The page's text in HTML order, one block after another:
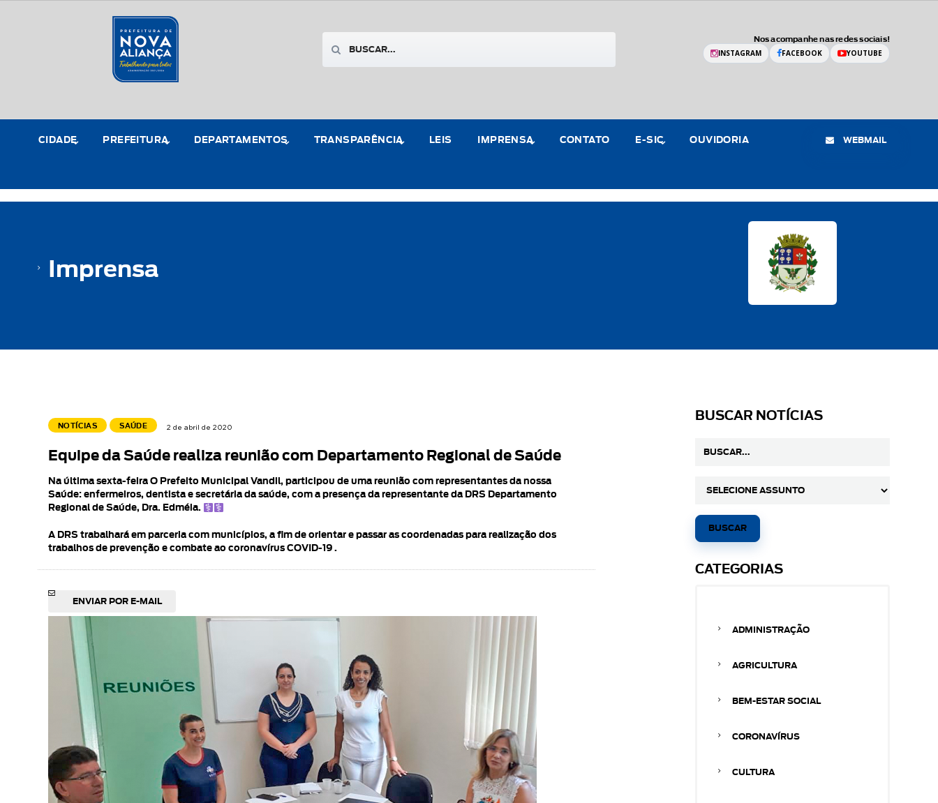
Nos acompanhe nas redes sociais!
INSTAGRAM FACEBOOK YOUTUBE
CIDADE PREFEITURA DEPARTAMENTOS TRANSPARÊNCIA LEIS IMPRENSA CONTATO E-SIC OUVIDORIA WEBMAIL
Imprensa
NOTÍCIAS SAÚDE 2 de abril de 2020
Equipe da Saúde realiza reunião com Departamento Regional de Saúde
Na última sexta-feira O Prefeito Municipal Vandil, participou de uma reunião com representantes da nossa
Saúde: enfermeiros, dentista e secretária da saúde, com a presença da representante da DRS Departamento
Regional de Saúde, Dra. Edméia. ‍
A DRS trabalhará em parceria com municípios, a fim de orientar e passar as coordenadas para realização dos
trabalhos de prevenção e combate ao coronavírus COVID-19 .
ENVIAR POR E-MAIL
BUSCAR NOTÍCIAS
CATEGORIAS
ADMINISTRAÇÃO
AGRICULTURA
BEM-ESTAR SOCIAL
CORONAVÍRUS
CULTURA